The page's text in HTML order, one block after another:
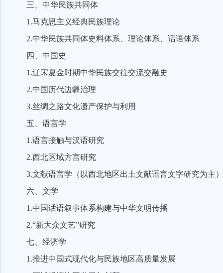
三、中华民族共同体
1.马克思主义经典民族理论
2.中华民族共同体史料体系、理论体系、话语体系
四、中国史
1.辽宋夏金时期中华民族交往交流交融史
2.中国历代边疆治理
3.丝绸之路文化遗产保护与利用
五、语言学
1.语言接触与汉语研究
2.西北区域方言研究
3.文献语言学（以西北地区出土文献语言文字研究为主）
六、文学
1.中国话语叙事体系构建与中华文明传播
2.“新大众文艺”研究
七、经济学
1.推进中国式现代化与民族地区高质量发展